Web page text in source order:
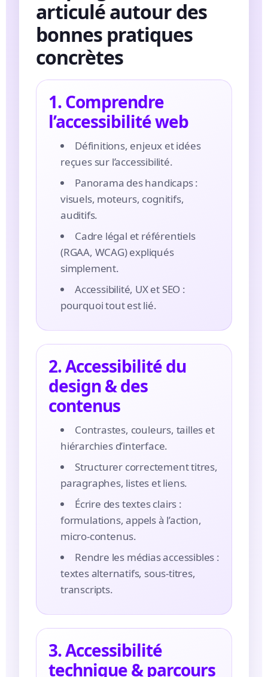
articulé autour des
bonnes pratiques
concrètes
1. Comprendre
l’accessibilité web
Définitions, enjeux et idées
reçues sur l’accessibilité.
Panorama des handicaps :
visuels, moteurs, cognitifs,
auditifs.
Cadre légal et référentiels
(RGAA, WCAG) expliqués
simplement.
Accessibilité, UX et SEO :
pourquoi tout est lié.
2. Accessibilité du
design & des
contenus
Contrastes, couleurs, tailles et
hiérarchies d’interface.
Structurer correctement titres,
paragraphes, listes et liens.
Écrire des textes clairs :
formulations, appels à l’action,
micro-contenus.
Rendre les médias accessibles :
textes alternatifs, sous-titres,
transcripts.
3. Accessibilité
technique & parcours